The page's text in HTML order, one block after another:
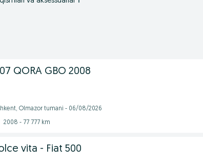
QORA GBO 2008
Olmazor tumani - 06/08/2026
2008 - 77 777 km
vita - Fiat 500